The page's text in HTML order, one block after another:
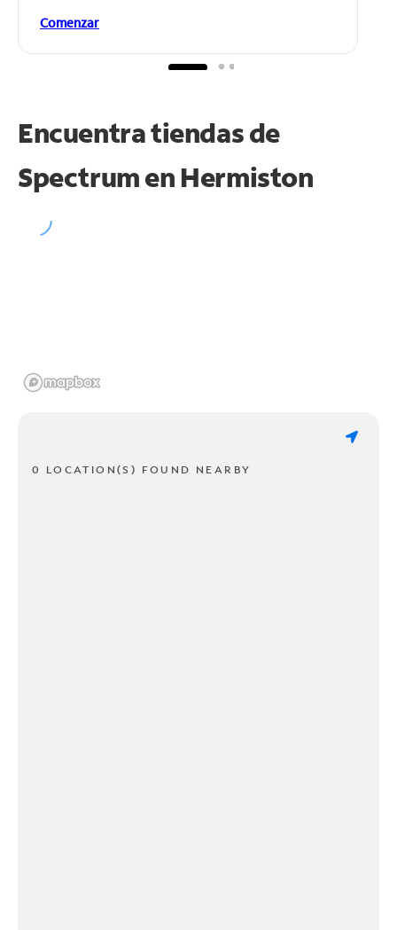
Comenzar
Encuentra tiendas de
Spectrum en Hermiston
0 LOCATION(S) FOUND NEARBY